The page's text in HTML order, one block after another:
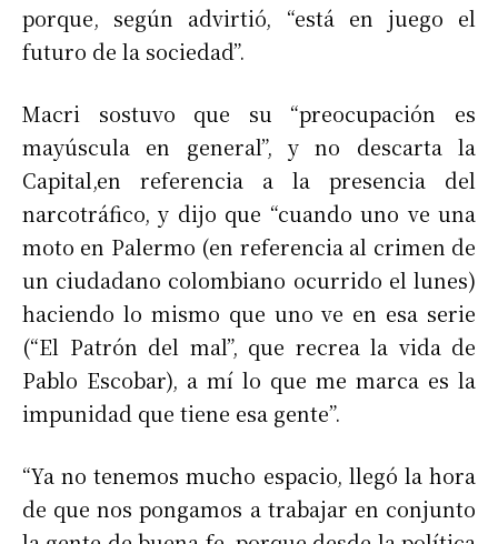
porque, según advirtió, “está en juego el
futuro de la sociedad”.
Macri sostuvo que su “preocupación es
mayúscula en general”, y no descarta la
Capital,en referencia a la presencia del
narcotráfico, y dijo que “cuando uno ve una
moto en Palermo (en referencia al crimen de
un ciudadano colombiano ocurrido el lunes)
haciendo lo mismo que uno ve en esa serie
(“El Patrón del mal”, que recrea la vida de
Pablo Escobar), a mí lo que me marca es la
impunidad que tiene esa gente”.
“Ya no tenemos mucho espacio, llegó la hora
de que nos pongamos a trabajar en conjunto